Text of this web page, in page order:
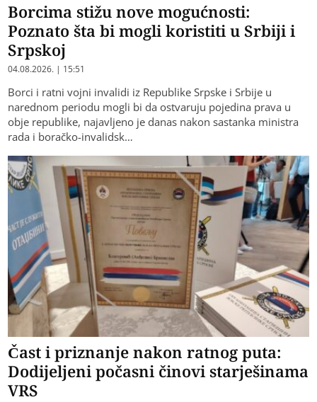
Borcima stižu nove mogućnosti:
Poznato šta bi mogli koristiti u Srbiji i
Srpskoj
04.08.2026. | 15:51
Borci i ratni vojni invalidi iz Republike Srpske i Srbije u
narednom periodu mogli bi da ostvaruju pojedina prava u
obje republike, najavljeno je danas nakon sastanka ministra
rada i boračko-invalidsk…
Čast i priznanje nakon ratnog puta:
Dodijeljeni počasni činovi starješinama
VRS